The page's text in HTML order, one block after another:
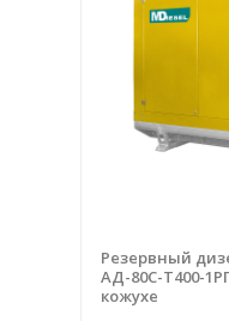
Резервный
АД-80С-Т400-
кожухе